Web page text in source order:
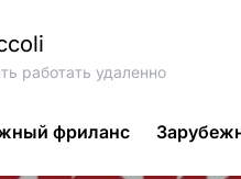
работать удаленно
фриланс